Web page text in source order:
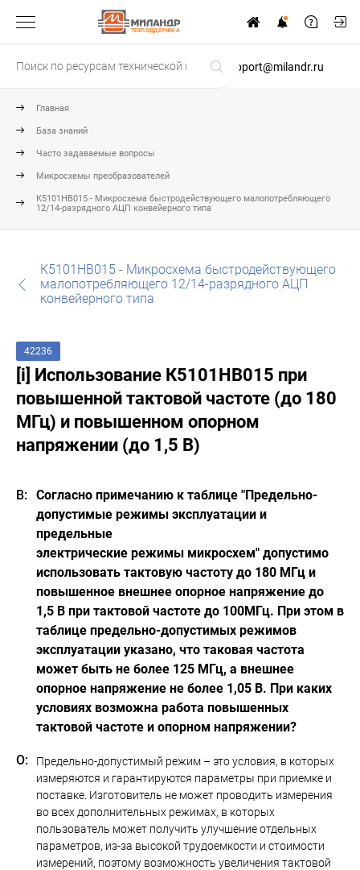
ТЕХПОДДЕРЖКА
support@milandr.ru
Главная
База знаний
Часто задаваемые вопросы
Микросхемы преобразователей
К5101НВ015 - Микросхема быстродействующего малопотребляющего
12/14-разрядного АЦП конвейерного типа
К5101НВ015 - Микросхема быстродействующего
малопотребляющего 12/14-разрядного АЦП
конвейерного типа
42236
[i] Использование К5101НВ015 при
повышенной тактовой частоте (до 180
МГц) и повышенном опорном
напряжении (до 1,5 В)
Согласно примечанию к таблице "Предельно-
допустимые режимы эксплуатации и
предельные
электрические режимы микросхем" допустимо
использовать тактовую частоту до 180 МГц и
повышенное внешнее опорное напряжение до
1,5 В при тактовой частоте до 100МГц. При этом в
таблице предельно-допустимых режимов
эксплуатации указано, что таковая частота
может быть не более 125 МГц, а внешнее
опорное напряжение не более 1,05 В. При каких
условиях возможна работа повышенных
тактовой частоте и опорном напряжении?
Предельно-допустимый режим – это условия, в которых
измеряются и гарантируются параметры при приемке и
поставке. Изготовитель не может проводить измерения
во всех дополнительных режимах, в которых
пользователь может получить улучшение отдельных
параметров, из-за высокой трудоемкости и стоимости
измерений, поэтому возможность увеличения тактовой